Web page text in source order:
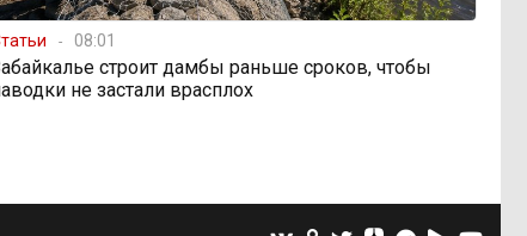
08:01
строит дамбы раньше сроков, чтобы
не застали врасплох